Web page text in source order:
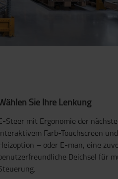
Sie Ihre Lenkung
Steer mit Ergonomie der
Farb-Touchscreen
– oder E-man, eine
Deichsel für